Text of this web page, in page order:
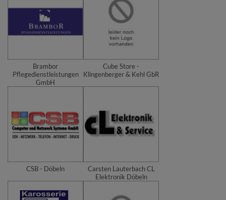
Brambor
Pflegedienstleistungen
GmbH
Cube Store -
Klingenberger & Kehl GbR
CSB - Döbeln
Carsten Lauterbach CL
Elektronik Döbeln